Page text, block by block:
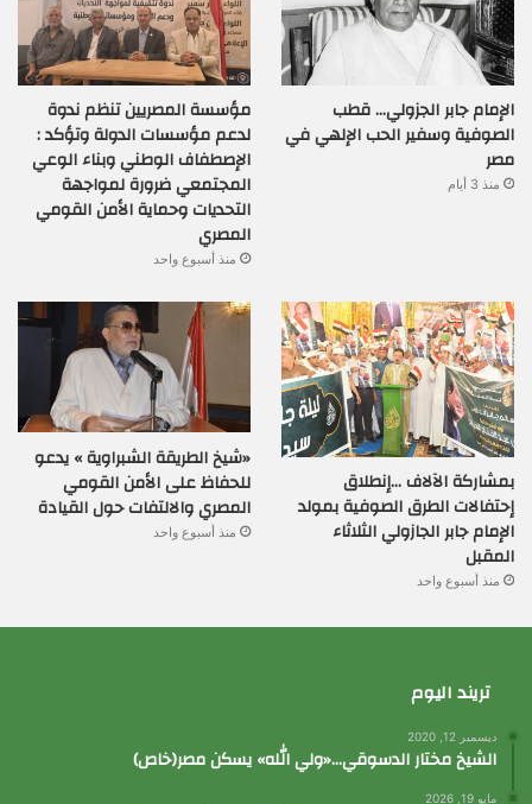
الإمام جابر الجزولي… قطب
الصوفية وسفير الحب الإلهي في
مصر
منذ 3 أيام
مؤسسة المصريين تنظم ندوة
لدعم مؤسسات الدولة وتؤكد :
الإصطفاف الوطني وبناء الوعي
المجتمعي ضرورة لمواجهة
التحديات وحماية الأمن القومي
المصري
منذ أسبوع واحد
بمشاركة الآلاف …إنطلاق
إحتفالات الطرق الصوفية بمولد
الإمام جابر الجازولي الثلاثاء
المقبل
منذ أسبوع واحد
«شيخ الطريقة الشبراوية » يدعو
للحفاظ على الأمن القومي
المصري والالتفات حول القيادة
منذ أسبوع واحد
تريند اليوم
ديسمبر 12, 2020
الشيخ مختار الدسوقي…«ولي الله» يسكن مصر(خاص)
مايو 19, 2026